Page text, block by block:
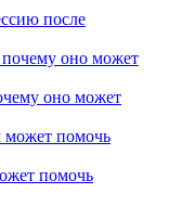
после
оно может
помочь